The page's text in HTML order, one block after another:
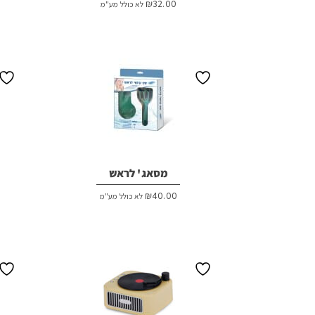
₪32.00 לא כולל מע"מ
מסאג' לראש
₪40.00 לא כולל מע"מ